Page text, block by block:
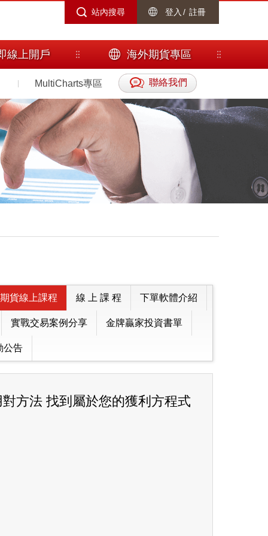
站內搜尋 登入 / 註冊
線上開戶 海外期貨專區
MultiCharts專區 聯絡我們
貨線上課程 線 上 課 程 下單軟體介紹
實戰交易案例分享 金牌贏家投資書單
公告
方法 找到屬於您的獲利方程式